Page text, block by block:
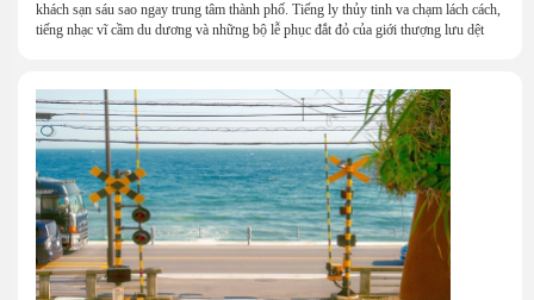
khách sạn sáu sao ngay trung tâm thành phố. Tiếng ly thủy tinh va chạm lách cách,
tiếng nhạc vĩ cầm du dương và những bộ lễ phục đắt đỏ của giới thượng lưu dệt